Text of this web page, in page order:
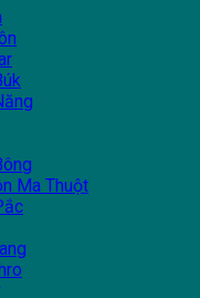
Ma Thuột